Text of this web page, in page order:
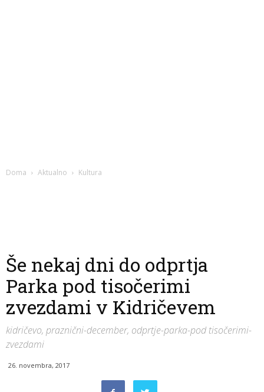
Doma Aktualno Kultura
Še nekaj dni do odprtja
Parka pod tisočerimi
zvezdami v Kidričevem
kidričevo, praznični-december, odprtje-parka-pod tisočerimi-
zvezdami
26. novembra, 2017